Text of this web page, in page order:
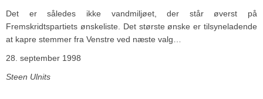
Det er således ikke vandmiljøet, der står øverst på
Fremskridtspartiets ønskeliste. Det største ønske er tilsyneladende
at kapre stemmer fra Venstre ved næste valg…
28. september 1998
Steen Ulnits